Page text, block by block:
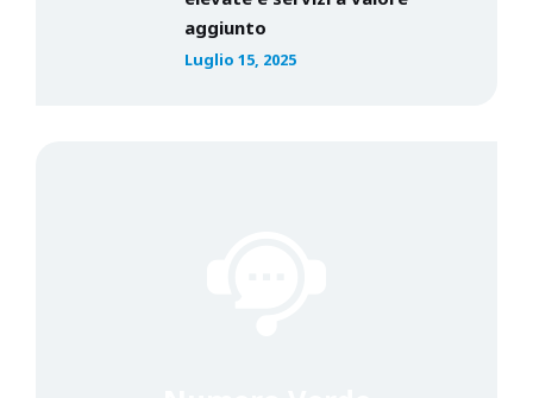
aggiunto
Luglio 15, 2025